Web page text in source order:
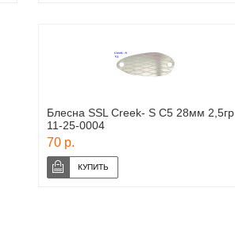
Блесна SSL Creek- S C5 28мм 2,5гр
11-25-0004
70 р.